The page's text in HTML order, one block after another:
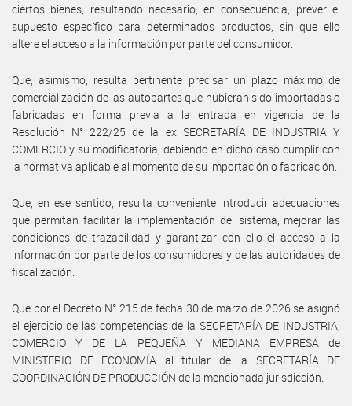
ciertos bienes, resultando necesario, en consecuencia, prever el
supuesto específico para determinados productos, sin que ello
altere el acceso a la información por parte del consumidor.
Que, asimismo, resulta pertinente precisar un plazo máximo de
comercialización de las autopartes que hubieran sido importadas o
fabricadas en forma previa a la entrada en vigencia de la
Resolución N° 222/25 de la ex SECRETARÍA DE INDUSTRIA Y
COMERCIO y su modificatoria, debiendo en dicho caso cumplir con
la normativa aplicable al momento de su importación o fabricación.
Que, en ese sentido, resulta conveniente introducir adecuaciones
que permitan facilitar la implementación del sistema, mejorar las
condiciones de trazabilidad y garantizar con ello el acceso a la
información por parte de los consumidores y de las autoridades de
fiscalización.
Que por el Decreto N° 215 de fecha 30 de marzo de 2026 se asignó
el ejercicio de las competencias de la SECRETARÍA DE INDUSTRIA,
COMERCIO Y DE LA PEQUEÑA Y MEDIANA EMPRESA de
MINISTERIO DE ECONOMÍA al titular de la SECRETARÍA DE
COORDINACIÓN DE PRODUCCIÓN de la mencionada jurisdicción.